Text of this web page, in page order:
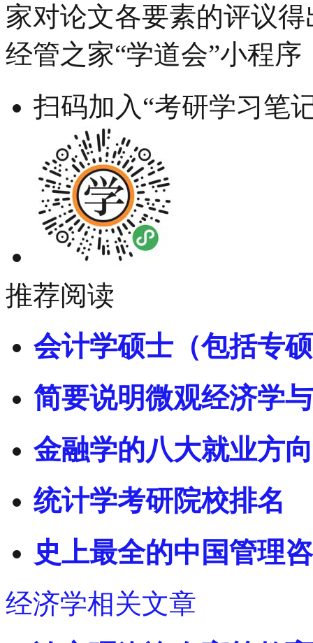
家对论文各要素的评议
经管之家“学道会”小程序
扫码加入“考研学习笔
推荐阅读
会计学硕士（包括专
简要说明微观经济学
金融学的八大就业方
统计学考研院校排名
史上最全的中国管理
经济学相关文章